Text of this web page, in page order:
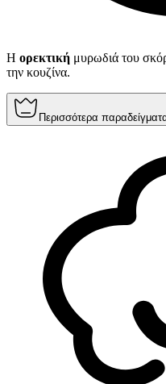
Η ορεκτική μυρωδιά του
την κουζίνα.
Περισσότερα